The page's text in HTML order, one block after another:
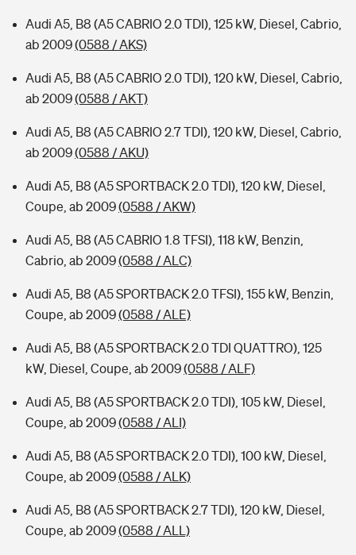
Audi A5, B8 (A5 CABRIO 2.0 TDI), 125 kW, Diesel, Cabrio,
ab 2009(0588 / AKS)
Audi A5, B8 (A5 CABRIO 2.0 TDI), 120 kW, Diesel, Cabrio,
ab 2009(0588 / AKT)
Audi A5, B8 (A5 CABRIO 2.7 TDI), 120 kW, Diesel, Cabrio,
ab 2009(0588 / AKU)
Audi A5, B8 (A5 SPORTBACK 2.0 TDI), 120 kW, Diesel,
Coupe, ab 2009(0588 / AKW)
Audi A5, B8 (A5 CABRIO 1.8 TFSI), 118 kW, Benzin,
Cabrio, ab 2009(0588 / ALC)
Audi A5, B8 (A5 SPORTBACK 2.0 TFSI), 155 kW, Benzin,
Coupe, ab 2009(0588 / ALE)
Audi A5, B8 (A5 SPORTBACK 2.0 TDI QUATTRO), 125
kW, Diesel, Coupe, ab 2009(0588 / ALF)
Audi A5, B8 (A5 SPORTBACK 2.0 TDI), 105 kW, Diesel,
Coupe, ab 2009(0588 / ALI)
Audi A5, B8 (A5 SPORTBACK 2.0 TDI), 100 kW, Diesel,
Coupe, ab 2009(0588 / ALK)
Audi A5, B8 (A5 SPORTBACK 2.7 TDI), 120 kW, Diesel,
Coupe, ab 2009(0588 / ALL)